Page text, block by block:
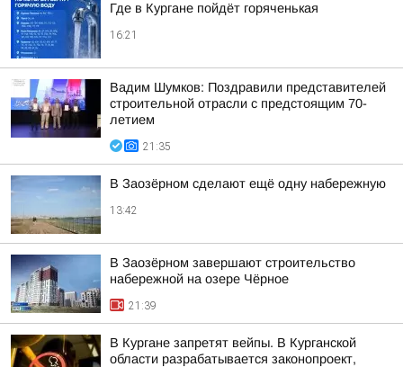
Где в Кургане пойдёт горяченькая
16:21
Вадим Шумков: Поздравили представителей
строительной отрасли с предстоящим 70-
летием
21:35
В Заозёрном сделают ещё одну набережную
13:42
В Заозёрном завершают строительство
набережной на озере Чёрное
21:39
В Кургане запретят вейпы. В Курганской
области разрабатывается законопроект,